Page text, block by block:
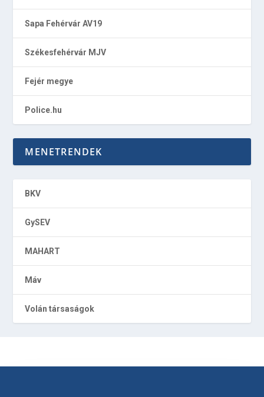
Sapa Fehérvár AV19
Székesfehérvár MJV
Fejér megye
Police.hu
MENETRENDEK
BKV
GySEV
MAHART
Máv
Volán társaságok